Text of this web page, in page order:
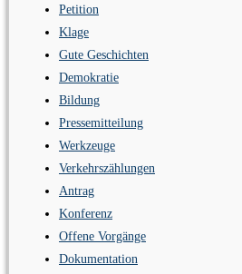
Petition
Klage
Gute Geschichten
Demokratie
Bildung
Pressemitteilung
Werkzeuge
Verkehrszählungen
Antrag
Konferenz
Offene Vorgänge
Dokumentation